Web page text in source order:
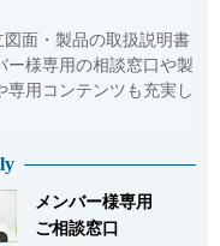
図面・製品の取扱説明書
ー様専用の相談窓口や製
用コンテンツも充実し
メンバー様専用
ご相談窓口